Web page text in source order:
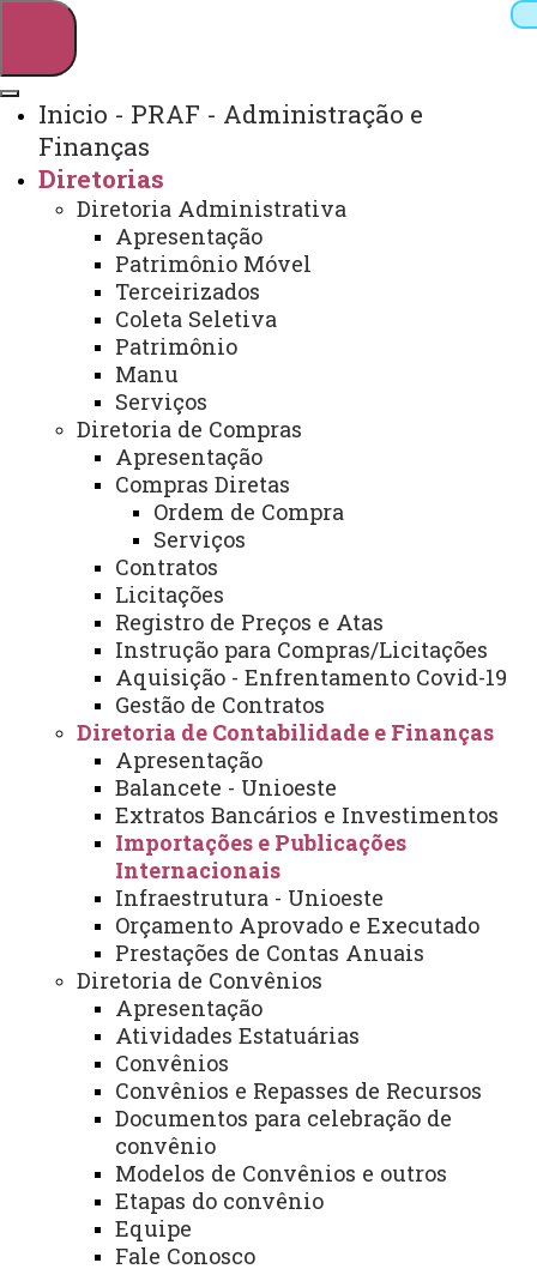
Webmail Sistemas
Telefones
Arquivo Virtual
Inicio - PRAF - Administração e
Finanças
Diretorias
Diretoria Administrativa
Apresentação
Patrimônio Móvel
Terceirizados
Coleta Seletiva
Patrimônio
Manu
Serviços
Diretoria de Compras
Apresentação
Compras Diretas
Ordem de Compra
Serviços
Contratos
Licitações
Registro de Preços e Atas
Instrução para Compras/Licitações
Aquisição - Enfrentamento Covid-19
Gestão de Contratos
Diretoria de Contabilidade e Finanças
Apresentação
Balancete - Unioeste
Extratos Bancários e Investimentos
Importações e Publicações
Internacionais
Infraestrutura - Unioeste
Orçamento Aprovado e Executado
Prestações de Contas Anuais
Diretoria de Convênios
Apresentação
Atividades Estatuárias
Convênios
Convênios e Repasses de Recursos
Documentos para celebração de
convênio
Modelos de Convênios e outros
Etapas do convênio
Equipe
Fale Conosco
Compras Convênios Documentos
IMPORTAÇÕES E
PUBLICAÇÕES
INTERNACIONAIS
Você está aqui: Unioeste
Administração e Finanças
Diretorias
Diretoria de Contabilidade e Finanças
Importações e Publicações Internacionais
Modelo Proforma - Equipamento
Modelo Proforma - Publicação
Orientações para dar inicio ao processo
de importação
Dados Proforma